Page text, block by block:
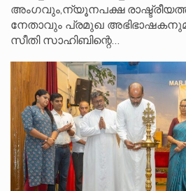
അംഗവും,ന്യൂനപക്ഷ
നേതാവും പ്രമുഖ
സീതി സാഹിബിന്റെ…